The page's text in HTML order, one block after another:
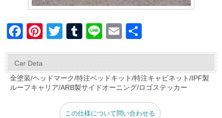
F
c
e
b
Pi
er
e
st
T
tt
er
T
m
bl
r
Li
e
E
ail
Car Deta
全塗装/ヘッドマーク/特注ベッドキット/特注キャビネット/IPF製
ルーフキャリア/ARB製サイドオーニング/ロゴステッカー
この仕様について問い合わせる